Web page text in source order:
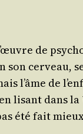
de
cer­veau,
l’âme de
lisant dans la
été fait